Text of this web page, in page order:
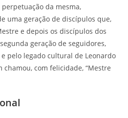
da mesma,
uma geração de discípulos que,
e depois os discípulos dos
geração de seguidores,
pelo legado cultural de Leonardo
chamou, com felicidade, “Mestre